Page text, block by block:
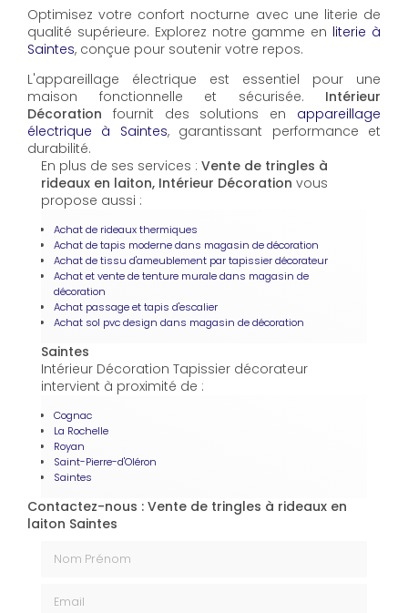
Optimisez votre confort nocturne avec une literie de
qualité supérieure. Explorez notre gamme en literie à
Saintes, conçue pour soutenir votre repos.
L'appareillage électrique est essentiel pour une
maison fonctionnelle et sécurisée. Intérieur
Décoration fournit des solutions en appareillage
électrique à Saintes, garantissant performance et
durabilité.
En plus de ses services : Vente de tringles à
rideaux en laiton, Intérieur Décoration vous
propose aussi :
Achat de rideaux thermiques
Achat de tapis moderne dans magasin de décoration
Achat de tissu d'ameublement par tapissier décorateur
Achat et vente de tenture murale dans magasin de
décoration
Achat passage et tapis d'escalier
Achat sol pvc design dans magasin de décoration
Saintes
Intérieur Décoration Tapissier décorateur
intervient à proximité de :
Cognac
La Rochelle
Royan
Saint-Pierre-d'Oléron
Saintes
Contactez-nous : Vente de tringles à rideaux en
laiton Saintes